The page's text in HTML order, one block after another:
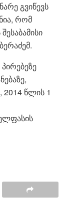
გვიწევს
რომ
წლის 1